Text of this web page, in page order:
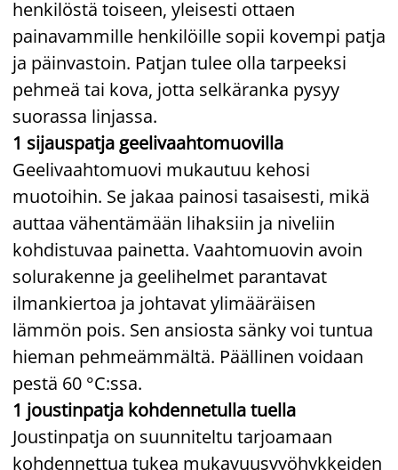
henkilöstä toiseen, yleisesti ottaen
painavammille henkilöille sopii kovempi patja
ja päinvastoin. Patjan tulee olla tarpeeksi
pehmeä tai kova, jotta selkäranka pysyy
suorassa linjassa.
1 sijauspatja geelivaahtomuovilla
Geelivaahtomuovi mukautuu kehosi
muotoihin. Se jakaa painosi tasaisesti, mikä
auttaa vähentämään lihaksiin ja niveliin
kohdistuvaa painetta. Vaahtomuovin avoin
solurakenne ja geelihelmet parantavat
ilmankiertoa ja johtavat ylimääräisen
lämmön pois. Sen ansiosta sänky voi tuntua
hieman pehmeämmältä. Päällinen voidaan
pestä 60 °C:ssa.
1 joustinpatja kohdennetulla tuella
Joustinpatja on suunniteltu tarjoamaan
kohdennettua tukea mukavuusvyöhykkeiden